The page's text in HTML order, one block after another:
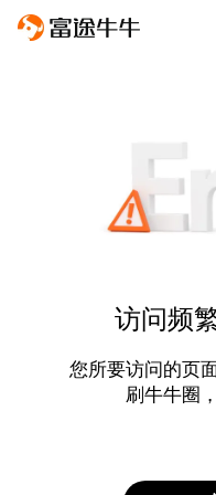
访问频
您所要访问的页
刷牛牛圈